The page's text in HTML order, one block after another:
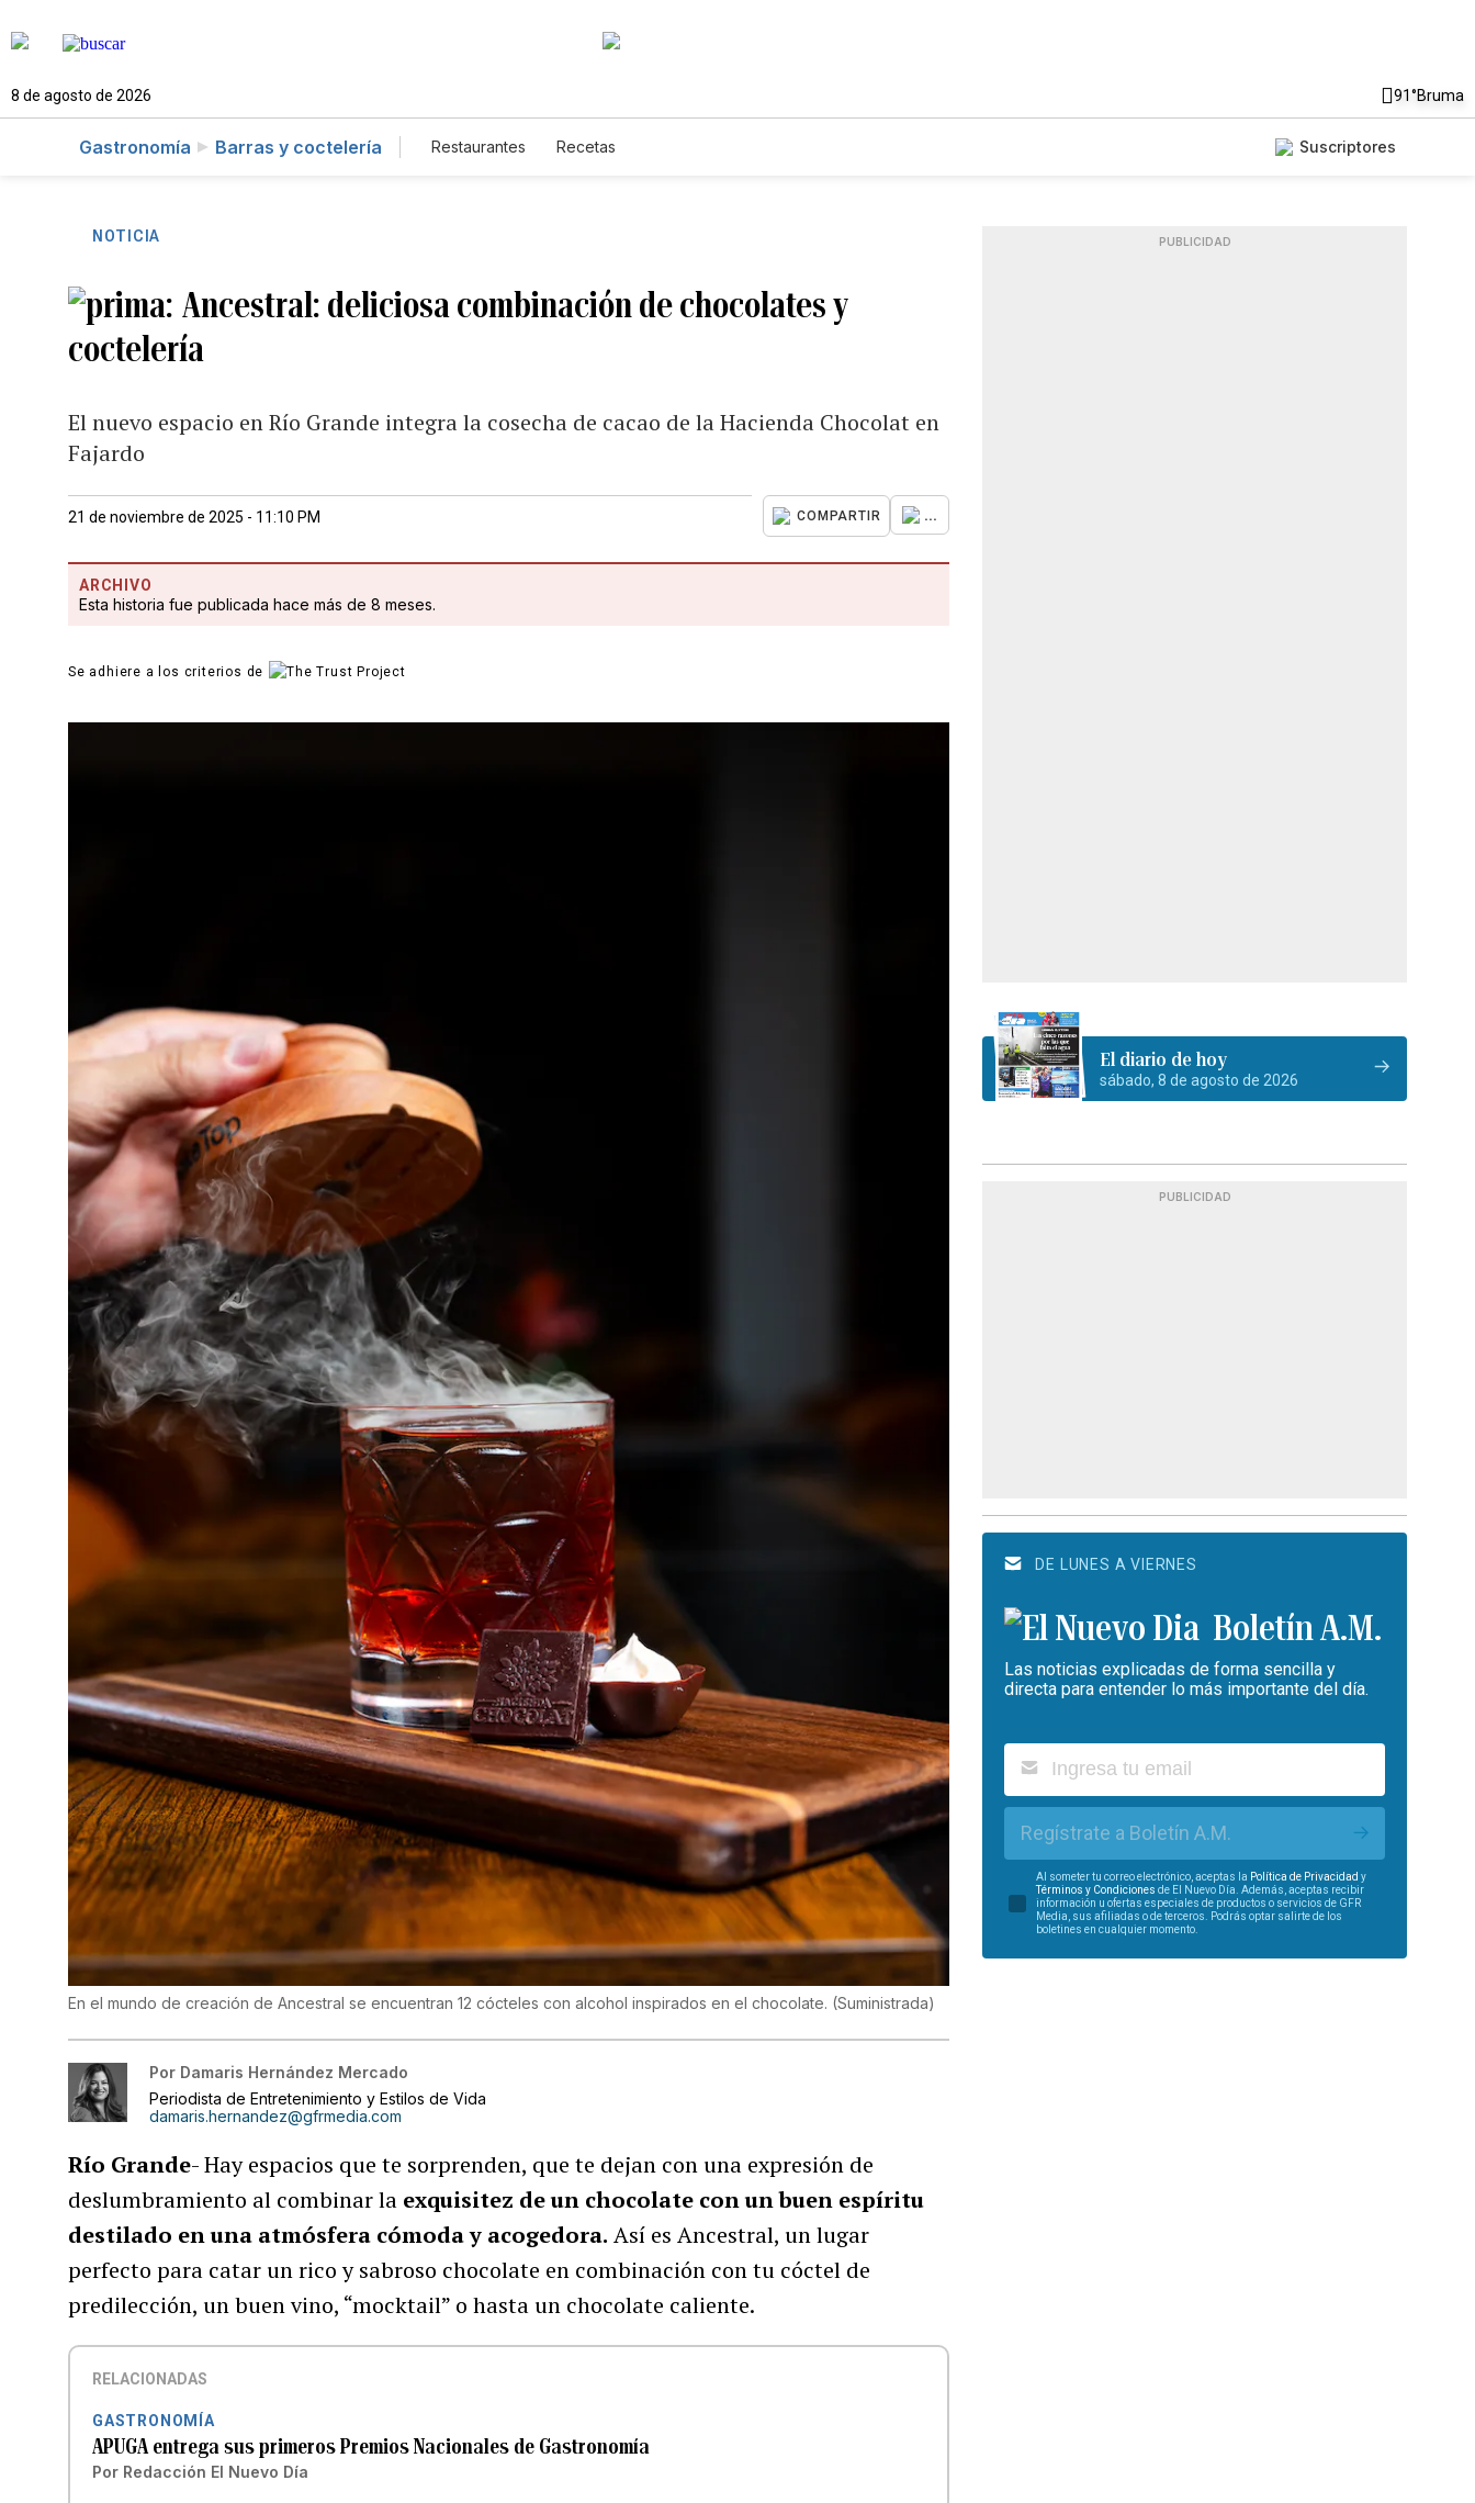
8 de agosto de 2026 91°Bruma
Gastronomía Barras y coctelería Restaurantes Recetas Suscriptores
NOTICIA
Ancestral: deliciosa combinación de chocolates y
coctelería
El nuevo espacio en Río Grande integra la cosecha de cacao de la Hacienda Chocolat en
Fajardo
21 de noviembre de 2025 - 11:10 PM COMPARTIR ...
ARCHIVO
Esta historia fue publicada hace más de 8 meses.
Se adhiere a los criterios de
En el mundo de creación de Ancestral se encuentran 12 cócteles con alcohol inspirados en el chocolate. (Suministrada)
Por Damaris Hernández Mercado
Periodista de Entretenimiento y Estilos de Vida
damaris.hernandez@gfrmedia.com
Río Grande- Hay espacios que te sorprenden, que te dejan con una expresión de
deslumbramiento al combinar la exquisitez de un chocolate con un buen espíritu
destilado en una atmósfera cómoda y acogedora. Así es Ancestral, un lugar
perfecto para catar un rico y sabroso chocolate en combinación con tu cóctel de
predilección, un buen vino, “mocktail” o hasta un chocolate caliente.
RELACIONADAS
GASTRONOMÍA
APUGA entrega sus primeros Premios Nacionales de Gastronomía
Por Redacción El Nuevo Día
PUBLICIDAD
El diario de hoy
sábado, 8 de agosto de 2026
PUBLICIDAD
DE LUNES A VIERNES
Boletín A.M.
Las noticias explicadas de forma sencilla y
directa para entender lo más importante del día.
Regístrate a Boletín A.M.
Al someter tu correo electrónico, aceptas la Política de Privacidad y
Términos y Condiciones de El Nuevo Día. Además, aceptas recibir
información u ofertas especiales de productos o servicios de GFR
Media, sus afiliadas o de terceros. Podrás optar salirte de los
boletines en cualquier momento.